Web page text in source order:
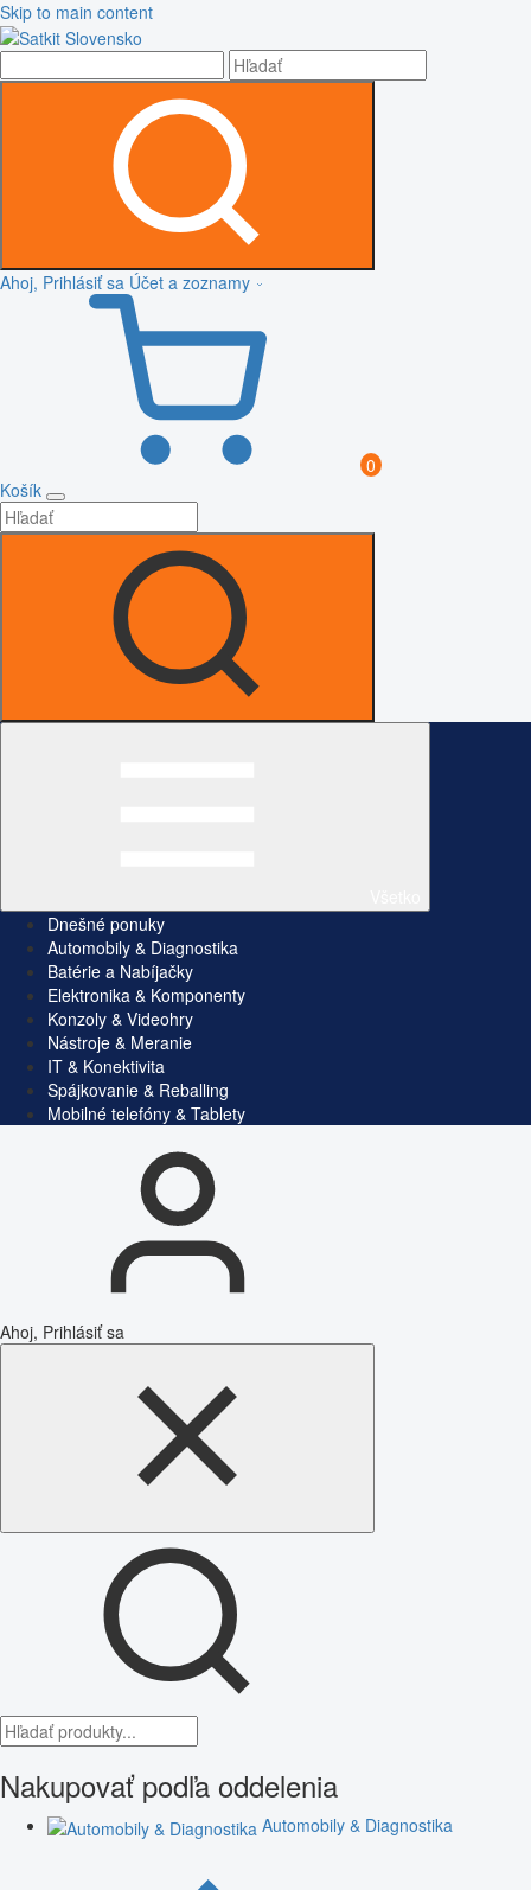
Skip to main content
Ahoj, Prihlásiť sa Účet a zoznamy
0
Košík
Dnešné ponuky
Automobily & Diagnostika
Batérie a Nabíjačky
Elektronika & Komponenty
Konzoly & Videohry
Nástroje & Meranie
IT & Konektivita
Spájkovanie & Reballing
Mobilné telefóny & Tablety
Ahoj, Prihlásiť sa
Nakupovať podľa oddelenia
Automobily & Diagnostika